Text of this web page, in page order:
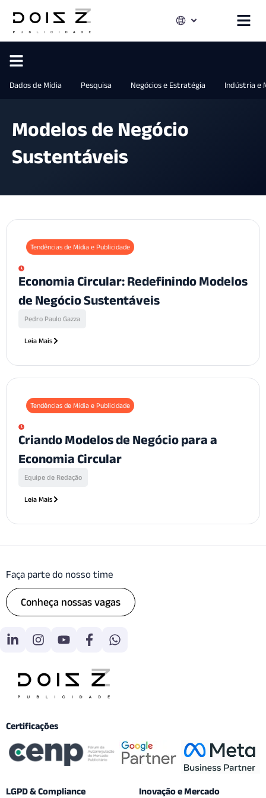
Dados de Mídia Pesquisa Negócios e Estratégia Indústria e
Modelos de Negócio
Sustentáveis
Tendências de Mídia e Publicidade
Economia Circular: Redefinindo Modelos
de Negócio Sustentáveis
Pedro Paulo Gazza
Leia Mais
Tendências de Mídia e Publicidade
Criando Modelos de Negócio para a
Economia Circular
Equipe de Redação
Leia Mais
Faça parte do nosso time
Conheça nossas vagas
Certificações
LGPD & Compliance Inovação e Mercado